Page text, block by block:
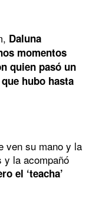
Daluna
momentos
quien pasó un
hubo hasta
ven su mano y la
y la acompañó
el ‘teacha’